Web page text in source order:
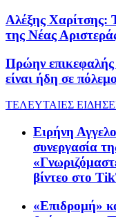
Αλέξης Χαρίτσης:
της Νέας
Πρώην
είναι ήδη σε
ΤΕΛΕΥΤΑΙΕΣ
Ειρήνη
συνεργασία
βίντεο στο
«Επιδρομή»